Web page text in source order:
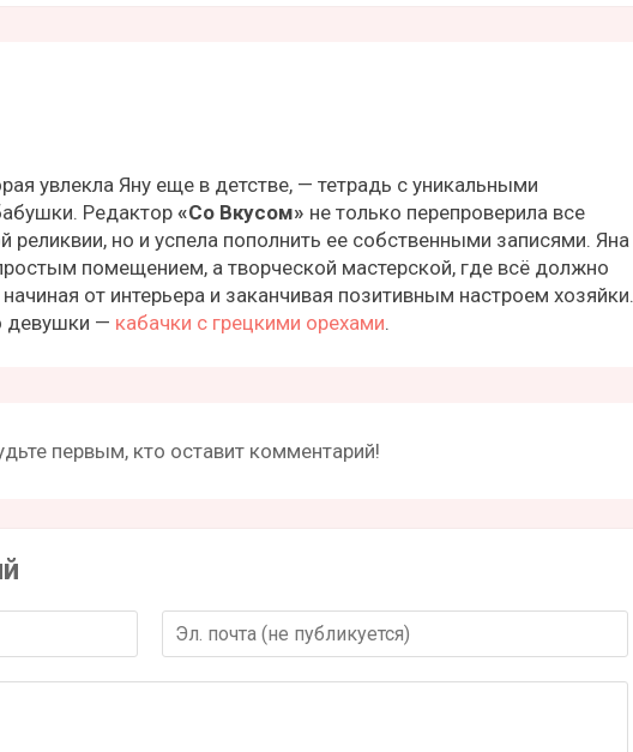
увлекла Яну еще в детстве, — тетрадь с уникальными
Редактор «Со Вкусом» не только перепроверила все
реликвии, но и успела пополнить ее собственными записями. Яна
помещением, а творческой мастерской, где всё должно
от интерьера и заканчивая позитивным настроем хозяйки.
девушки — кабачки с грецкими орехами.
первым, кто оставит комментарий!